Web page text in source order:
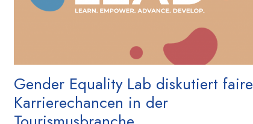
Gender Equality Lab diskutiert faire
Karrierechancen in der